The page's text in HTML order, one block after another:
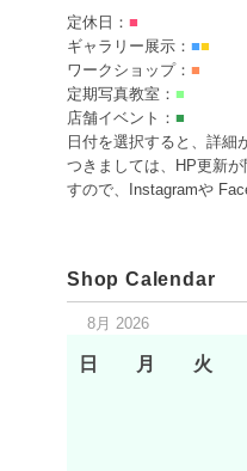
定休日： ■
ギャラリー展示： ■■
ワークショップ： ■
定期写真教室： ■
店舗イベント： ■
日付を選択すると、詳細
つきましては、HP更新
すので、Instagramや
Shop Calendar
8月 2026
日 月 火